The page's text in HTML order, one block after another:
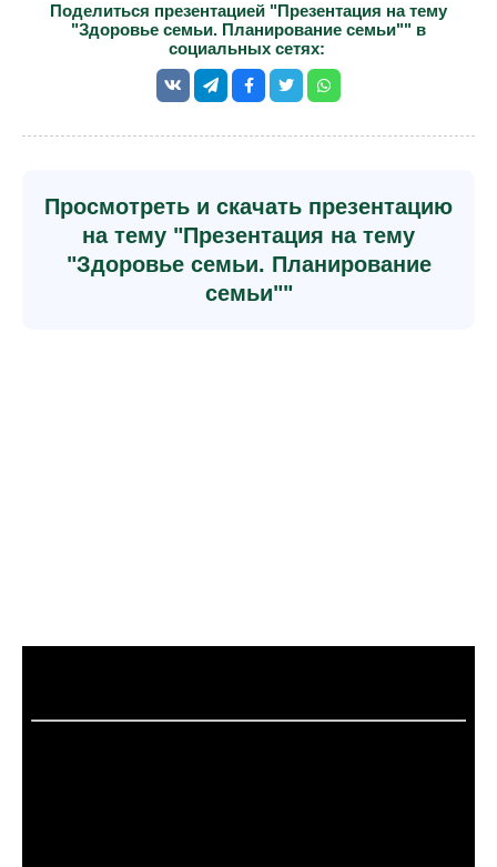
Поделиться презентацией "Презентация на тему
"Здоровье семьи. Планирование семьи"" в
социальных сетях:
Просмотреть и скачать презентацию
на тему "Презентация на тему
"Здоровье семьи. Планирование
семьи""